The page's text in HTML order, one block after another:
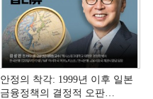
안정의 착각: 1999년 이후 일본
금융정책의 결정적 오판